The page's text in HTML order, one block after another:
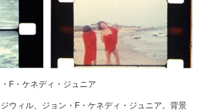
F・ケネディ・ジュニア
ジウィル、ジョン・F・ケネディ・ジュニア。背景